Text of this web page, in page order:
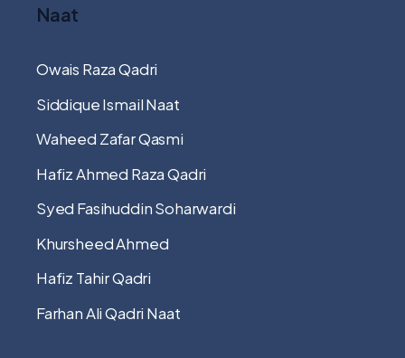
Naat
Owais Raza Qadri
Siddique Ismail Naat
Waheed Zafar Qasmi
Hafiz Ahmed Raza Qadri
Syed Fasihuddin Soharwardi
Khursheed Ahmed
Hafiz Tahir Qadri
Farhan Ali Qadri Naat